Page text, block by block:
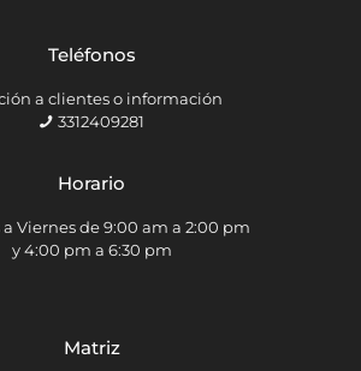
Teléfonos
a clientes o información
3312409281
Horario
a Viernes de 9:00 am a 2:00 pm
y 4:00 pm a 6:30 pm
Matriz